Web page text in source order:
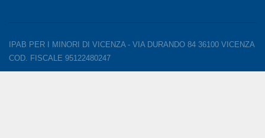
IPAB PER I MINORI DI VICENZA - VIA DURANDO 84 36100 VICENZA
COD. FISCALE 95122480247